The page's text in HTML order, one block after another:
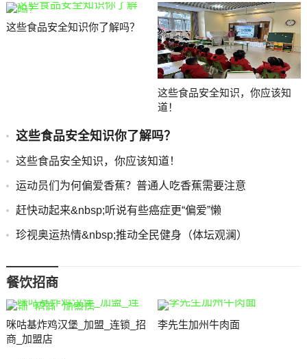
这些食品安全知识你了解吗？
这些食品安全知识，你应该知
道！
这些食品安全知识你了解吗？
这些食品安全知识，你应该知道！
运动员们为何偏爱香蕉？普通人吃香蕉需要注意
赶快动起来&nbsp;听说有些癌症更“偏爱”懒
珍视奥运热情&nbsp;推动全民健身（体坛观澜）
餐饮招商
咪咕基炸鸡汉堡_加盟_连锁_招
商_加盟店
李先生加州牛肉面